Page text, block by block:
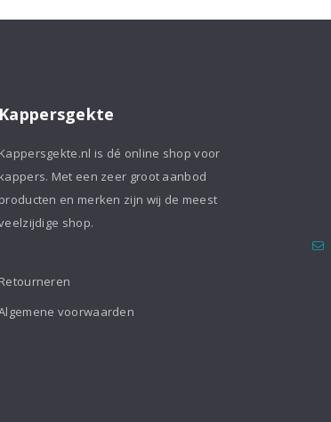
Kappersgekte
Kappersgekte.nl is dé online shop voor
kappers. Met een zeer groot aanbod
producten en merken zijn wij de meest
shop.
Retourneren
voorwaarden